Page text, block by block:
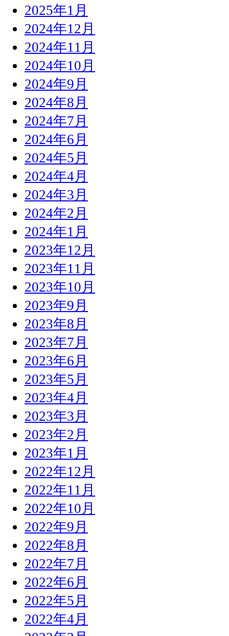
2025年1月
2024年12月
2024年11月
2024年10月
2024年9月
2024年8月
2024年7月
2024年6月
2024年5月
2024年4月
2024年3月
2024年2月
2024年1月
2023年12月
2023年11月
2023年10月
2023年9月
2023年8月
2023年7月
2023年6月
2023年5月
2023年4月
2023年3月
2023年2月
2023年1月
2022年12月
2022年11月
2022年10月
2022年9月
2022年8月
2022年7月
2022年6月
2022年5月
2022年4月